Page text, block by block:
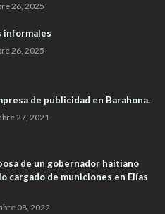
26, 2025
informales
26, 2025
de publicidad en Barahona.
27, 2021
de un gobernador haitiano
cargado de municiones en Elías
08, 2022